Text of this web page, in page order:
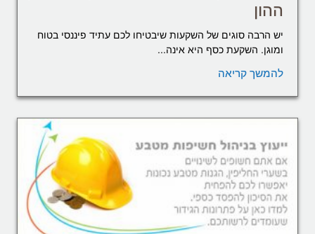
ההון
יש הרבה סוגים של השקעות שיבטיחו לכם עתיד פיננסי בטוח
ומוגן. השקעת כסף היא אינה...
להמשך קריאה